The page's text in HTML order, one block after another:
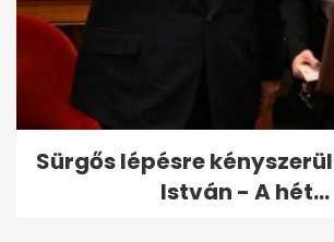
Sürgős lépésre
István - A hét...